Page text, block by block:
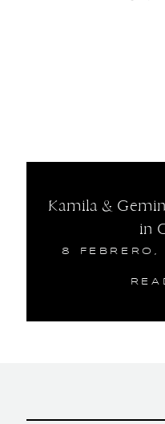
Kamila &
in
8